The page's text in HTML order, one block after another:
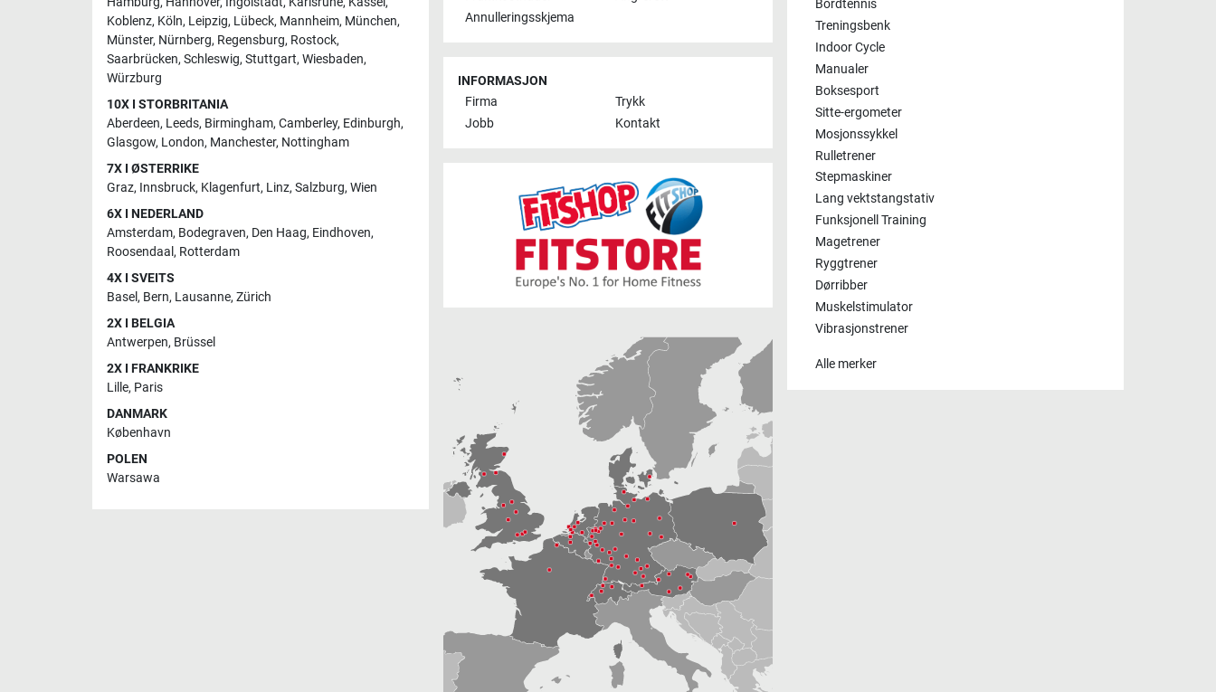
Koblenz, Köln, Leipzig, Lübeck, Mannheim, München,
Münster, Nürnberg, Regensburg, Rostock,
Saarbrücken, Schleswig, Stuttgart, Wiesbaden,
Würzburg
10X I STORBRITANIA
Aberdeen, Leeds, Birmingham, Camberley, Edinburgh,
Glasgow, London, Manchester, Nottingham
7X I ØSTERRIKE
Graz, Innsbruck, Klagenfurt, Linz, Salzburg, Wien
6X I NEDERLAND
Amsterdam, Bodegraven, Den Haag, Eindhoven,
Roosendaal , Rotterdam
4X I SVEITS
Basel, Bern, Lausanne, Zürich
2X I BELGIA
Antwerpen, Brüssel
2X I FRANKRIKE
Lille, Paris
DANMARK
København
POLEN
Warsawa
Annulleringsskjema
INFORMASJON
Firma
Trykk
Jobb
Kontakt
Bordtennis
Treningsbenk
Indoor Cycle
Manualer
Boksesport
Sitte-ergometer
Mosjonssykkel
Rulletrener
Stepmaskiner
Lang vektstangstativ
Funksjonell Training
Magetrener
Ryggtrener
Dørribber
Muskelstimulator
Vibrasjonstrener
Alle merker